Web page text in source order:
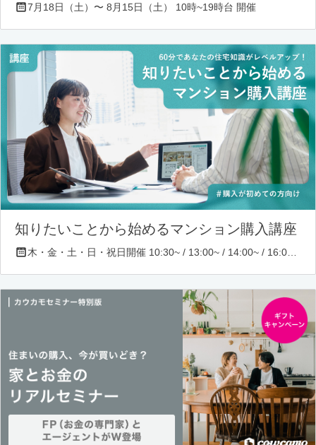
7月18日（土）〜 8月15日（土） 10時~19時台 開催
知りたいことから始めるマンション購入講座